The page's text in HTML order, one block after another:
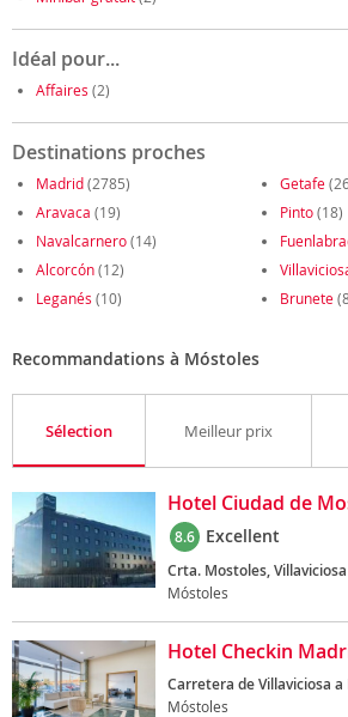
Idéal pour...
Affaires (2)
Destinations proches
Madrid(2785) Getafe
Aravaca (19) Pinto(18)
Navalcarnero(14)
Alcorcón(12)
Leganés (10) Brunete
Recommandations à Móstoles
Sélection Meilleur prix
Hotel Ciudad de
8.6 Excellent
Crta. Mostoles,
Móstoles
Hotel Checkin
Carretera de Villaviciosa
Móstoles